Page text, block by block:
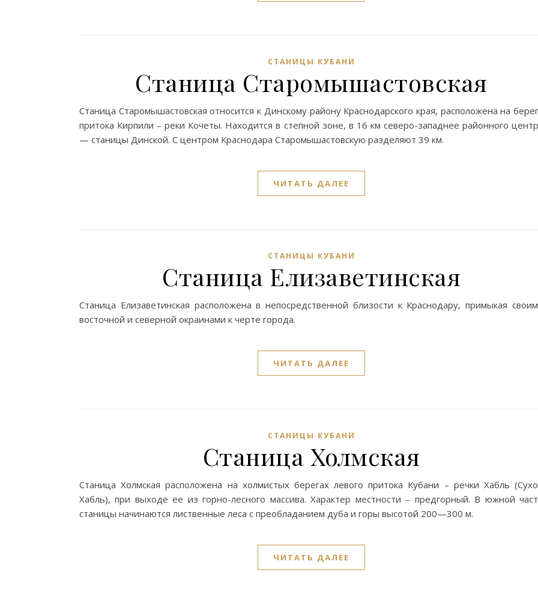
СТАНИЦЫ КУБАНИ
Станица Старомышастовская
Станица Старомышастовская относится к Динскому району Краснодарского края, расположена на
притока Кирпили – реки Кочеты. Находится в степной зоне, в 16 км северо-западнее районного
— станицы Динской. С центром Краснодара Старомышастовскую разделяют 39 км.
ЧИТАТЬ ДАЛЕЕ
СТАНИЦЫ КУБАНИ
Станица Елизаветинская
Станица Елизаветинская расположена в непосредственной близости к Краснодару, примыкая
восточной и северной окраинами к черте города.
ЧИТАТЬ ДАЛЕЕ
СТАНИЦЫ КУБАНИ
Станица Холмская
Станица Холмская расположена на холмистых берегах левого притока Кубани – речки Хабль
Хабль), при выходе ее из горно-лесного массива. Характер местности – предгорный. В южной
станицы начинаются лиственные леса с преобладанием дуба и горы высотой 200—300 м.
ЧИТАТЬ ДАЛЕЕ